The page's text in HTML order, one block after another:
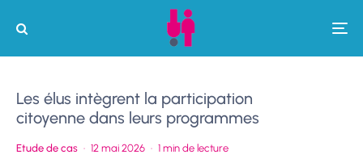
Les élus intègrent la participation
citoyenne dans leurs programmes
Etude de cas · 12 mai 2026 · 1 min de lecture